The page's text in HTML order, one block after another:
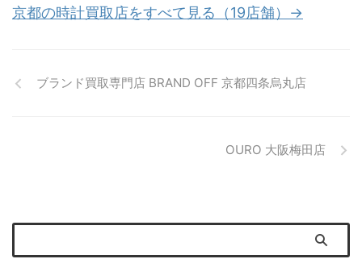
京都の時計買取店をすべて見る（19店舗）→
ブランド買取専門店 BRAND OFF 京都四条烏丸店
OURO 大阪梅田店